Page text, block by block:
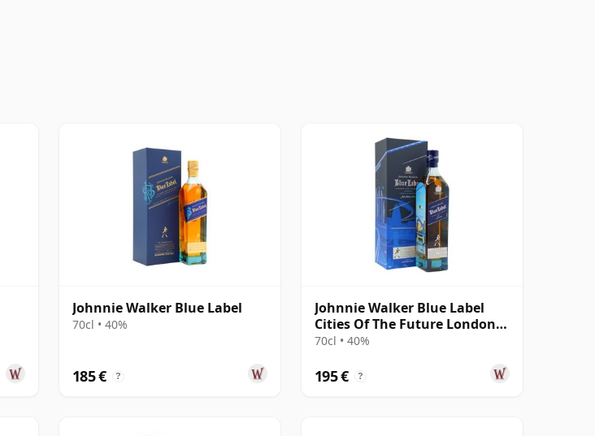
Johnnie Walker Blue Label
70cl • 40%
185 € ?
Johnnie Walker Blue Label
Cities Of The Future London
2220 Blende
70cl • 40%
195 € ?